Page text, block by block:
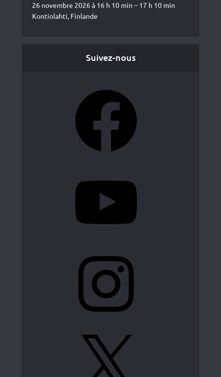
26 novembre 2026 à 16 h 10 min – 17 h 10 min
Kontiolahti, Finlande
Suivez-nous